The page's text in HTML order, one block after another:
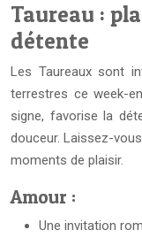
Taureau :
détente
Les Taureaux sont
terrestres ce week-
signe, favorise la
douceur. Laissez-
moments de plaisir.
Amour :
Une invitation